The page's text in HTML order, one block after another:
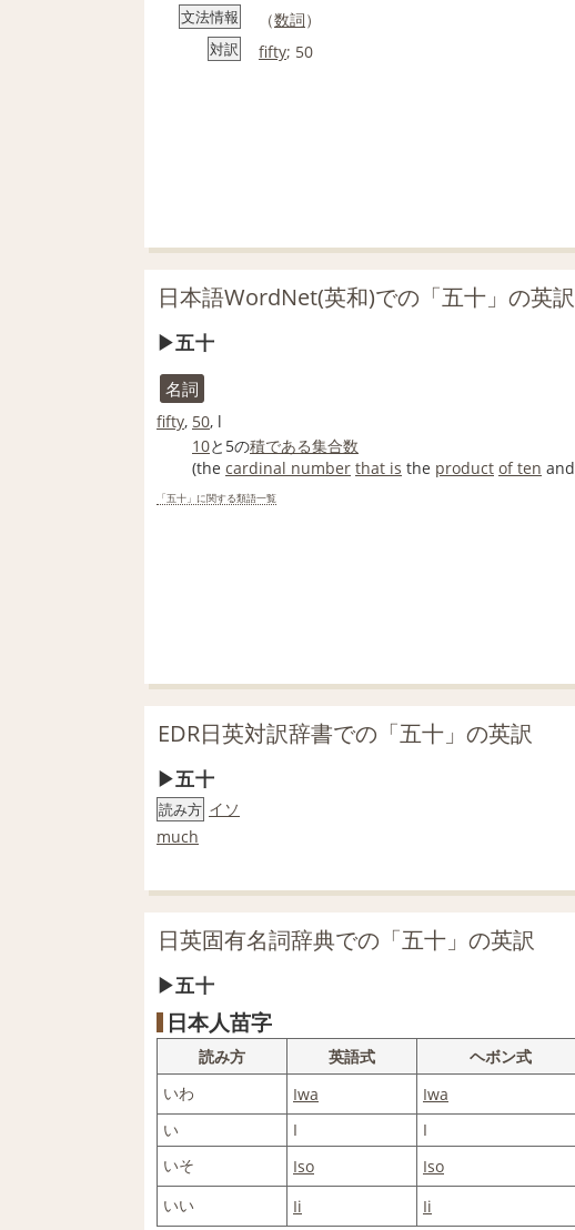
文法情報 （数詞）
対訳 fifty; 50
日本語WordNet(英和)での「五十」の英訳
五十
名詞
fifty, 50, l
10と5の積である集合数
(the cardinal number that is the product of ten and
「五十」に関する類語一覧
EDR日英対訳辞書での「五十」の英訳
五十
読み方 イソ
much
日英固有名詞辞典での「五十」の英訳
五十
日本人苗字
読み方 英語式 ヘボン式
いわ
Iwa Iwa
い
I I
いそ
Iso Iso
いい
Ii Ii